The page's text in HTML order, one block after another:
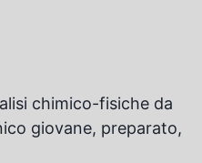
chimico-fisiche da
giovane, preparato,